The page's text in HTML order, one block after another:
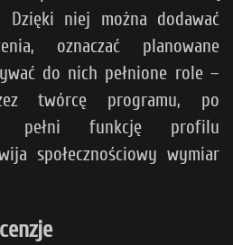
Dzięki niej można dodawać
oznaczać planowane
do nich pełnione role –
twórcę programu, po
pełni funkcję profilu
społecznościowy wymiar